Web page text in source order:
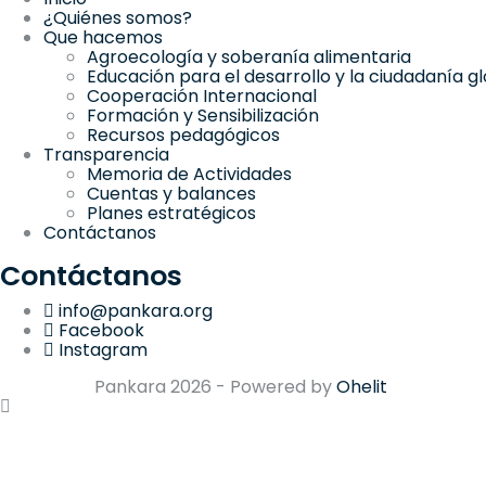
¿Quiénes somos?
Que hacemos
Agroecología y soberanía alimentaria
Educación para el desarrollo y la ciudadanía
Cooperación Internacional
Formación y Sensibilización
Recursos pedagógicos
Transparencia
Memoria de Actividades
Cuentas y balances
Planes estratégicos
Contáctanos
Contáctanos
info@pankara.org
Facebook
Instagram
Pankara 2026 - Powered byOhelit